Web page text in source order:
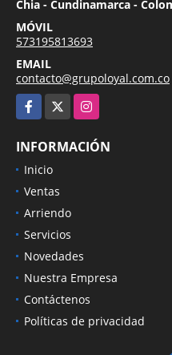
Chia - Cundinamarca -
MÓVIL
573195813693
EMAIL
contacto@grupoloyal.com.co
Facebook
Instagram
INFORMACIÓN
Inicio
Ventas
Arriendo
Servicios
Novedades
Nuestra Empresa
Contáctenos
Políticas de privacidad